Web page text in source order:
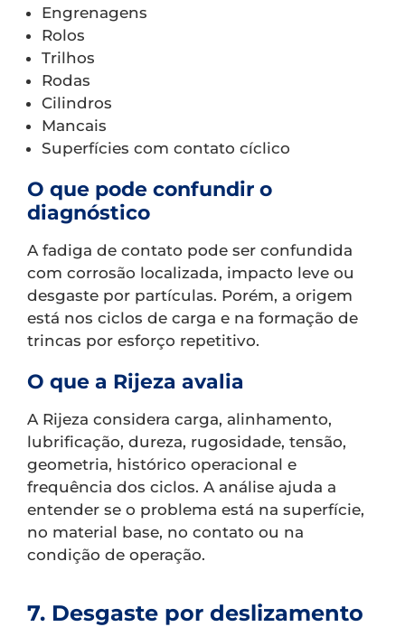
Engrenagens
Rolos
Trilhos
Rodas
Cilindros
Mancais
Superfícies com contato cíclico
O que pode confundir o
diagnóstico
A fadiga de contato pode ser confundida
com corrosão localizada, impacto leve ou
desgaste por partículas. Porém, a origem
está nos ciclos de carga e na formação de
trincas por esforço repetitivo.
O que a Rijeza avalia
A Rijeza considera carga, alinhamento,
lubrificação, dureza, rugosidade, tensão,
geometria, histórico operacional e
frequência dos ciclos. A análise ajuda a
entender se o problema está na superfície,
no material base, no contato ou na
condição de operação.
7. Desgaste por deslizamento